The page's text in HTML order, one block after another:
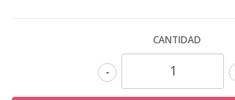
CANTIDAD
-